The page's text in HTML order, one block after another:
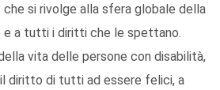
che si rivolge alla sfera globale della
e a tutti i diritti che le spettano.
vita delle persone con disabilità,
diritto di tutti ad essere felici, a